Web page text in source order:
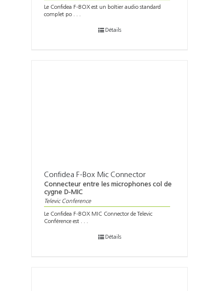
Le Confidea F-BOX est un boîtier audio standard
complet po . . .
Détails
Confidea F-Box Mic Connector
Connecteur entre les microphones col de
cygne D-MIC
Televic Conference
Le Confidea F-BOX MIC Connector de Televic
Conférence est . . .
Détails